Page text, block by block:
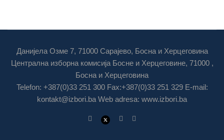
Данијела Озме 7, 71000 Сарајево, Босна и Херцеговина
Централна изборна комисија Босне и Херцеговине, 71000 ,
Босна и Херцеговина
Telefon: +387(0)33 251 300 Fax:+387(0)33 251 329 E-mail:
kontakt@izbori.ba Web adresa: www.izbori.ba